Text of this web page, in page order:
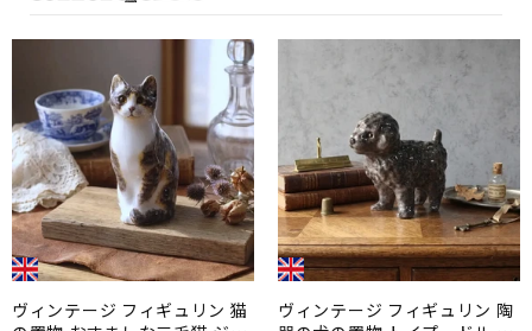
ヴィンテージ フィギュリン 猫
ヴィンテージ フィギュリン 陶